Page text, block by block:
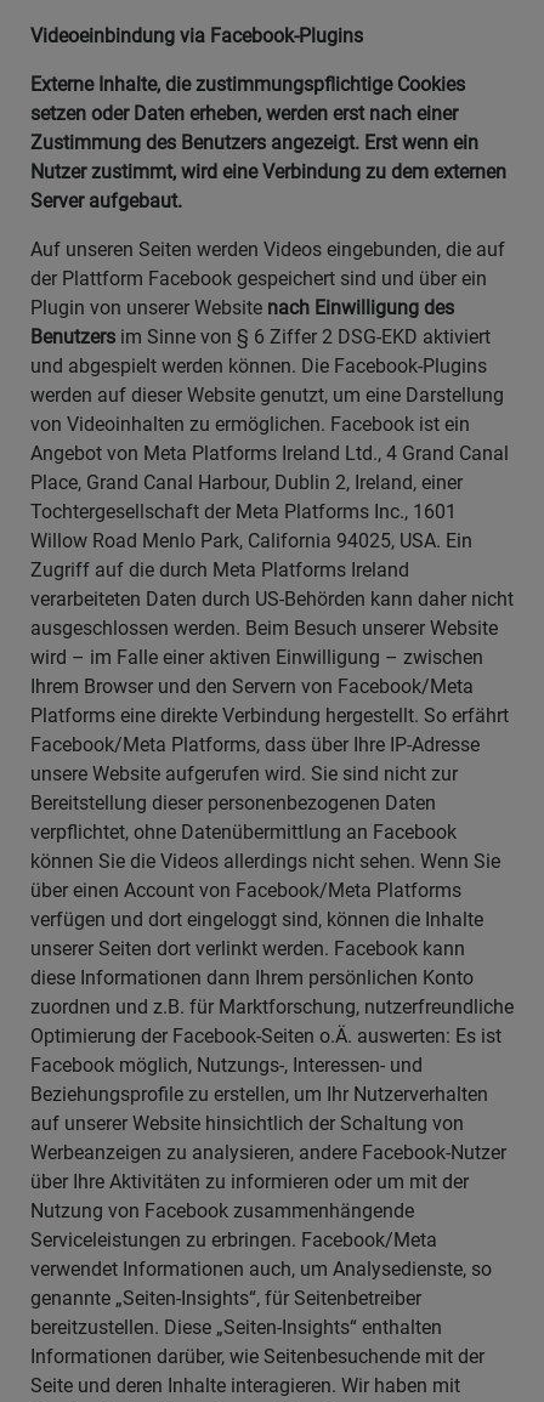
Videoeinbindung via Facebook-Plugins
Externe Inhalte, die zustimmungspflichtige Cookies
setzen oder Daten erheben, werden erst nach einer
Zustimmung des Benutzers angezeigt. Erst wenn ein
Nutzer zustimmt, wird eine Verbindung zu dem externen
Server aufgebaut.
Auf unseren Seiten werden Videos eingebunden, die auf
der Plattform Facebook gespeichert sind und über ein
Plugin von unserer Website nach Einwilligung des
Benutzers im Sinne von § 6 Ziffer 2 DSG-EKD aktiviert
und abgespielt werden können. Die Facebook-Plugins
werden auf dieser Website genutzt, um eine Darstellung
von Videoinhalten zu ermöglichen. Facebook ist ein
Angebot von Meta Platforms Ireland Ltd., 4 Grand Canal
Place, Grand Canal Harbour, Dublin 2, Ireland, einer
Tochtergesellschaft der Meta Platforms Inc., 1601
Willow Road Menlo Park, California 94025, USA. Ein
Zugriff auf die durch Meta Platforms Ireland
verarbeiteten Daten durch US-Behörden kann daher nicht
ausgeschlossen werden. Beim Besuch unserer Website
wird – im Falle einer aktiven Einwilligung – zwischen
Ihrem Browser und den Servern von Facebook/Meta
Platforms eine direkte Verbindung hergestellt. So erfährt
Facebook/Meta Platforms, dass über Ihre IP-Adresse
unsere Website aufgerufen wird. Sie sind nicht zur
Bereitstellung dieser personenbezogenen Daten
verpflichtet, ohne Datenübermittlung an Facebook
können Sie die Videos allerdings nicht sehen. Wenn Sie
über einen Account von Facebook/Meta Platforms
verfügen und dort eingeloggt sind, können die Inhalte
unserer Seiten dort verlinkt werden. Facebook kann
diese Informationen dann Ihrem persönlichen Konto
zuordnen und z.B. für Marktforschung, nutzerfreundliche
Optimierung der Facebook-Seiten o.Ä. auswerten: Es ist
Facebook möglich, Nutzungs-, Interessen- und
Beziehungsprofile zu erstellen, um Ihr Nutzerverhalten
auf unserer Website hinsichtlich der Schaltung von
Werbeanzeigen zu analysieren, andere Facebook-Nutzer
über Ihre Aktivitäten zu informieren oder um mit der
Nutzung von Facebook zusammenhängende
Serviceleistungen zu erbringen. Facebook/Meta
verwendet Informationen auch, um Analysedienste, so
genannte „Seiten-Insights“, für Seitenbetreiber
bereitzustellen. Diese „Seiten-Insights“ enthalten
Informationen darüber, wie Seitenbesuchende mit der
Seite und deren Inhalte interagieren. Wir haben mit